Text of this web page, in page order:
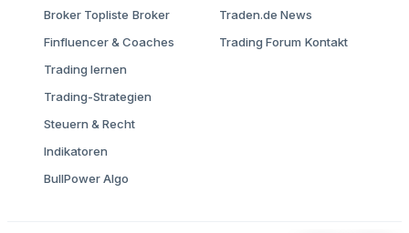
Broker Topliste Broker
Finfluencer & Coaches
Trading lernen
Trading-Strategien
Steuern & Recht
Indikatoren
BullPower Algo
Traden.de News
Trading Forum Kontakt